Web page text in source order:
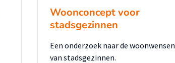
Woonconcept voor
stadsgezinnen
Een onderzoek naar de woonwensen
van stadsgezinnen.